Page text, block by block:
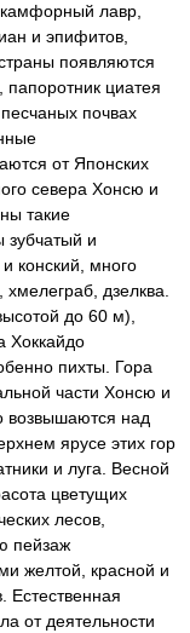
лавр,
и эпифитов,
появляются
циатея
почвах
от Японских
севера Хонсю и
такие
зубчатый и
конский, много
дзелква.
до 60 м),
Хоккайдо
пихты. Гора
части Хонсю и
возвышаются над
ярусе этих гор
и луга. Весной
цветущих
лесов,
пейзаж
желтой, красной и
Естественная
от деятельности